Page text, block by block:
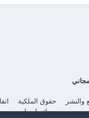
والنشر حقوق الملكية
إتصل بنا